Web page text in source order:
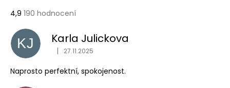
4,9 Průměrné
obchodu
je
4,9
z
5
190 hodnocení
KJ Karla Julickova
Hodnocení obchodu je 1 z 5 hvězdiček.
| 27.11.2025
Naprosto perfektní, spokojenost.